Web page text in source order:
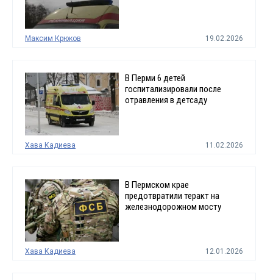
Максим Крюков 19.02.2026
В Перми 6 детей
госпитализировали после
отравления в детсаду
Хава Кадиева 11.02.2026
В Пермском крае
предотвратили теракт на
железнодорожном мосту
Хава Кадиева 12.01.2026